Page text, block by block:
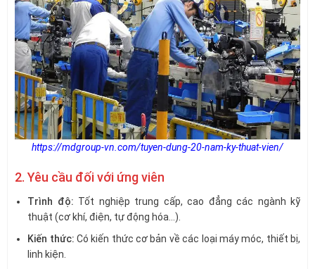
https://mdgroup-vn.com/tuyen-dung-20-nam-ky-thuat-vien/
2. Yêu cầu đối với ứng viên
Trình độ: Tốt nghiệp trung cấp, cao đẳng các ngành kỹ
thuật (cơ khí, điện, tự động hóa…).
Kiến thức: Có kiến thức cơ bản về các loại máy móc, thiết bị,
linh kiện.